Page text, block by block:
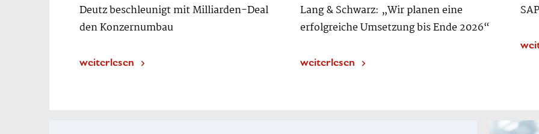
Deutz beschleunigt mit Milliarden-Deal
den Konzernumbau
weiterlesen
Lang & Schwarz: „Wir planen eine
erfolgreiche Umsetzung bis Ende 2026“
weiterlesen